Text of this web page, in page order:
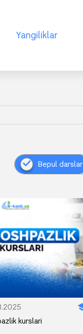
Yangiliklar
Bepul darslar
kurslari